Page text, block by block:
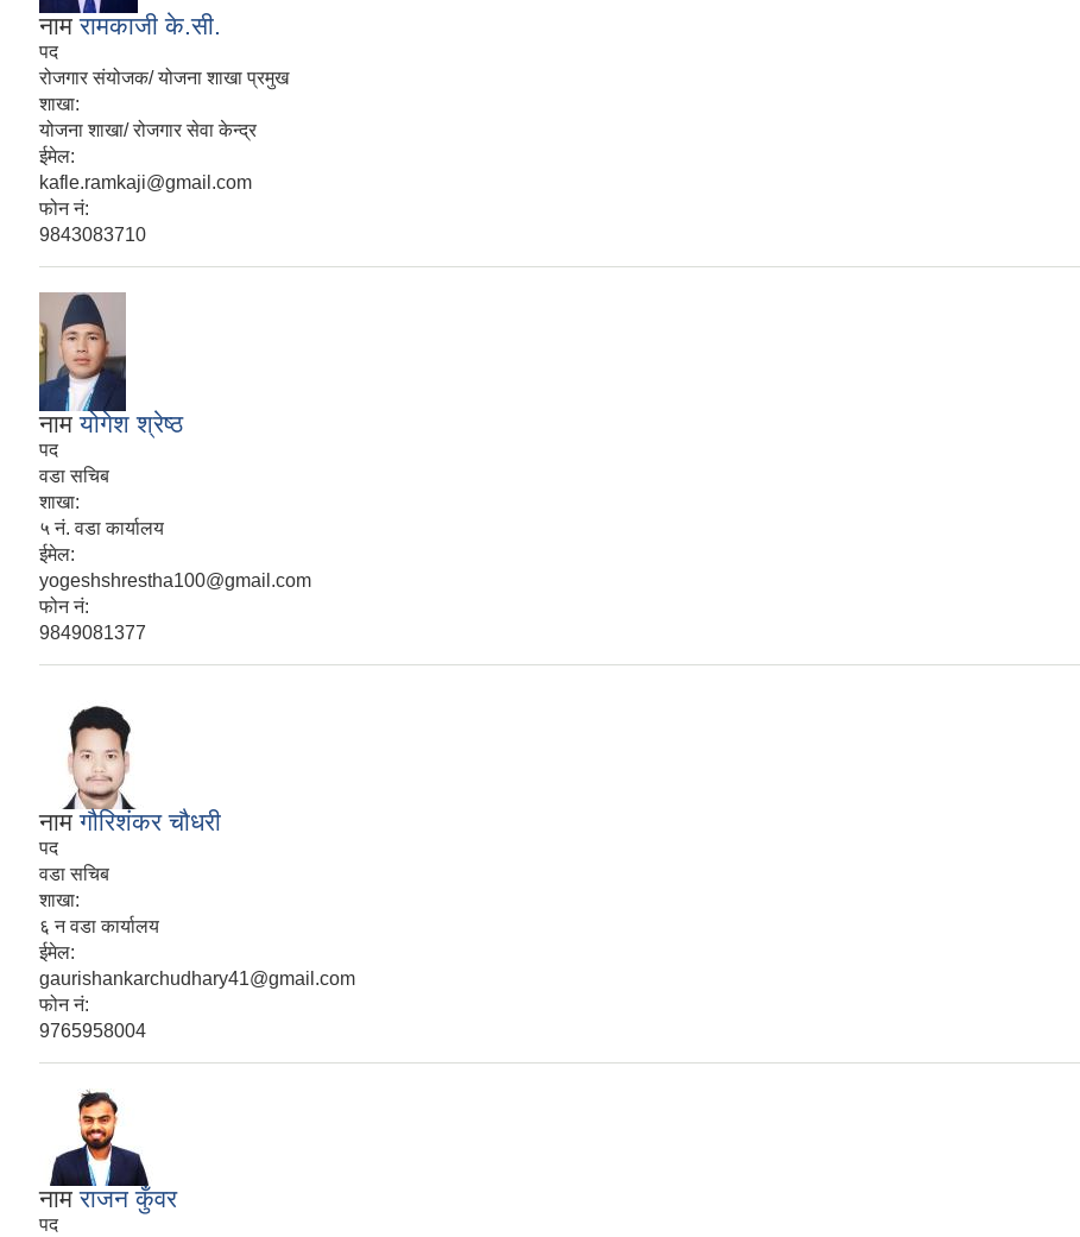
नाम रामकाजी के.सी.
पद
रोजगार संयोजक/ योजना शाखा प्रमुख
शाखा:
योजना शाखा/ रोजगार सेवा केन्द्र
ईमेल:
kafle.ramkaji@gmail.com
फोन नं:
9843083710
नाम योगेश श्रेष्ठ
पद
वडा सचिब
शाखा:
५ नं. वडा कार्यालय
ईमेल:
yogeshshrestha100@gmail.com
फोन नं:
9849081377
नाम गौरिशंकर चौधरी
पद
वडा सचिब
शाखा:
६ न‍ वडा कार्यालय
ईमेल:
gaurishankarchudhary41@gmail.com
फोन नं:
9765958004
नाम राजन कुँवर
पद